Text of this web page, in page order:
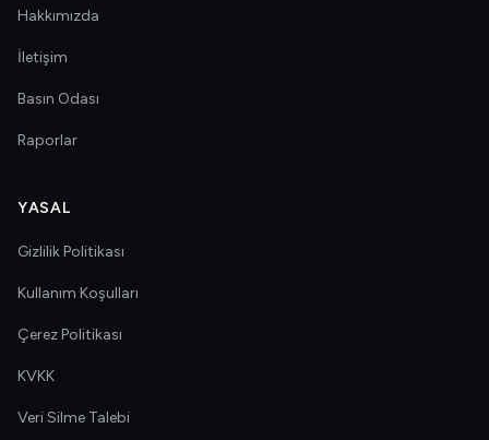
Hakkımızda
İletişim
Basın Odası
Raporlar
YASAL
Gizlilik Politikası
Kullanım Koşulları
Çerez Politikası
KVKK
Veri Silme Talebi